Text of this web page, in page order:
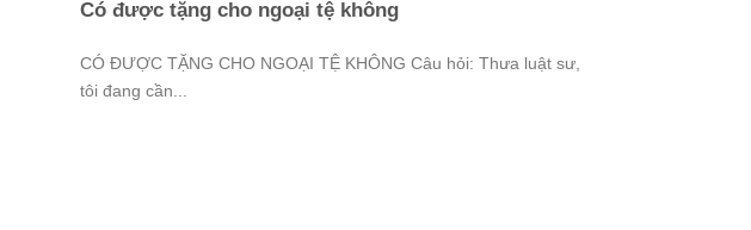
Có được tặng cho ngoại tệ không
CÓ ĐƯỢC TẶNG CHO NGOẠI TỆ KHÔNG Câu hỏi: Thưa luật sư,
tôi đang cần...